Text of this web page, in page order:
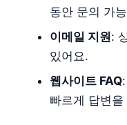
동안 문의 가
이메일 지원:
있어요.
웹사이트 FAQ
빠르게 답변